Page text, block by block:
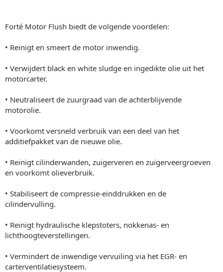
Forté Motor Flush biedt de volgende voordelen:
• Reinigt en smeert de motor inwendig.
• Verwijdert black en white sludge en ingedikte olie uit het
motorcarter.
• Neutraliseert de zuurgraad van de achterblijvende
motorolie.
• Voorkomt versneld verbruik van een deel van het
additiefpakket van de nieuwe olie.
• Reinigt cilinderwanden, zuigerveren en zuigerveergroeven
en voorkomt olieverbruik.
• Stabiliseert de compressie-einddrukken en de
cilindervulling.
• Reinigt hydraulische klepstoters, nokkenas- en
lichthoogteverstellingen.
• Vermindert de inwendige vervuiling via het EGR- en
carterventilatiesysteem.